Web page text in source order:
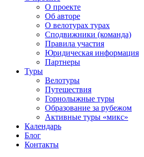
О проекте
Об авторе
О велотурах турах
Сподвижники (команда)
Правила участия
Юридическая информация
Партнеры
Туры
Велотуры
Путешествия
Горнолыжные туры
Образование за рубежом
Активные туры «микс»
Календарь
Блог
Контакты